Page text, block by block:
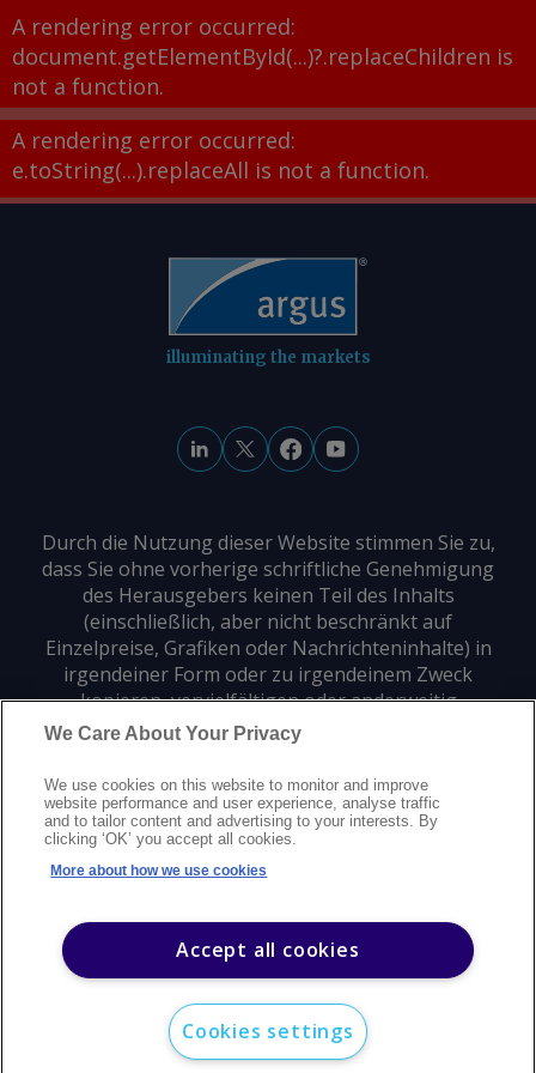
A rendering error occurred:
document.getElementById(...)?.replaceChildren is
not a function.
A rendering error occurred:
e.toString(...).replaceAll is not a function.
illuminating the markets
Durch die Nutzung dieser Website stimmen Sie zu,
dass Sie ohne vorherige schriftliche Genehmigung
des Herausgebers keinen Teil des Inhalts
(einschließlich, aber nicht beschränkt auf
Einzelpreise, Grafiken oder Nachrichteninhalte) in
irgendeiner Form oder zu irgendeinem Zweck
kopieren, vervielfältigen oder anderweitig
verwenden dürfen.
DatenschutzMarkenzeichenUrheberrecht
NutzungsbedingungenErklärung zur modernen Sklaverei
CareersKundensupport
We Care About Your Privacy
We use cookies on this website to monitor and improve
website performance and user experience, analyse traffic
and to tailor content and advertising to your interests. By
clicking ‘OK’ you accept all cookies.
More about how we use cookies
Accept all cookies
Cookies settings